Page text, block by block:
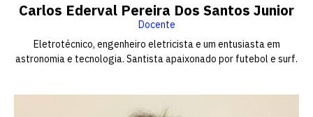
Carlos Ederval Pereira Dos Santos Junior
Docente
Eletrotécnico, engenheiro eletricista e um entusiasta em
astronomia e tecnologia. Santista apaixonado por futebol e surf.